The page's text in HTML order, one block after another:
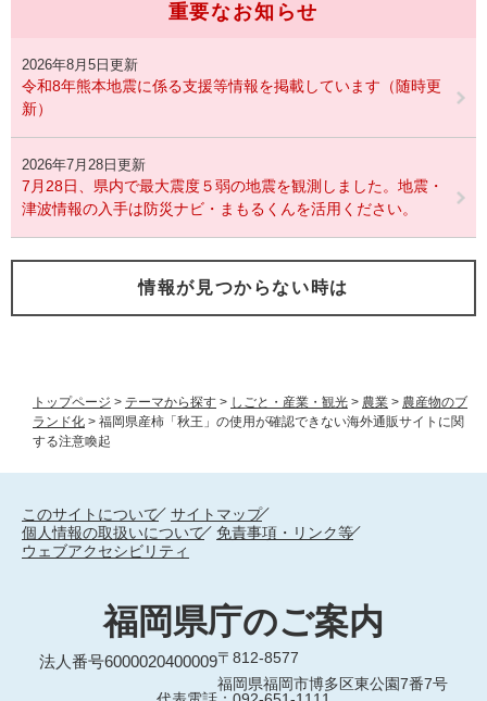
トップページ > テーマから探す > しごと・産業・観光 > 農業 > 農産物のブ
ランド化 > 福岡県産柿「秋王」の使用が確認できない海外通販サイトに関
する注意喚起
重要なお知らせ
2026年8月5日更新
令和8年熊本地震に係る支援等情報を掲載しています（随時更
新）
2026年7月28日更新
7月28日、県内で最大震度５弱の地震を観測しました。地震・
津波情報の入手は防災ナビ・まもるくんを活用ください。
情報が見つからない時は
このサイトについて
サイトマップ
個人情報の取扱いについて
免責事項・リンク等
ウェブアクセシビリティ
福岡県庁のご案内
法人番号6000020400009〒812-8577
福岡県福岡市博多区東公園7番7号